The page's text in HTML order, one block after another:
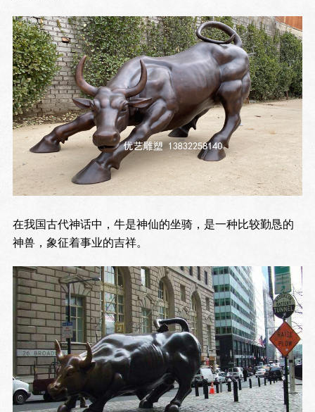
在我国古代神话中，牛是神仙的坐骑，是一种比较勤恳的
神兽，象征着事业的吉祥。